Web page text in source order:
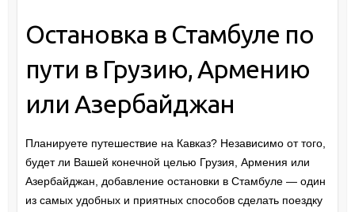
Остановка в Стамбуле по
пути в Грузию, Армению
или Азербайджан
Планируете путешествие на Кавказ? Независимо от того,
будет ли Вашей конечной целью Грузия, Армения или
Азербайджан, добавление остановки в Стамбуле — один
из самых удобных и приятных способов сделать поездку